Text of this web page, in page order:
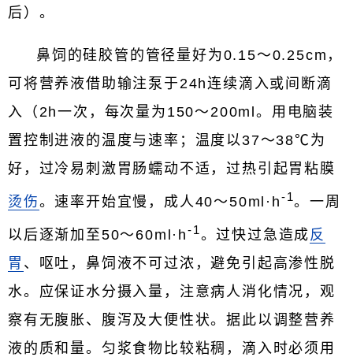
后）。
鼻饲的硅胶管的管径量好为0.15～0.25cm，
可将营养液借助输注泵于24h连续滴入或间断滴
入（2h一次，每次量为150～200ml。用电脑装
置控制进液的温度与速率；温度以37～38℃为
好，过冷易刺激胃肠蠕动不适，过热引起胃粘膜
烫伤。速率开始宜慢，成人40～50ml·h-1。一周
以后逐渐加至50～60ml·h-1。过快过急造成 反
胃 、呕吐，鼻饲液不可过浓，避免引起高渗性脱
水。应保证水分摄入量，注意病人消化情况，观
察有无腹胀、腹泻及大便性状。据此以调整营养
液的质和量。匀浆食物比较粘稠，滴入时必须用